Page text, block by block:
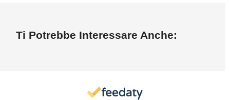
Ti Potrebbe Interessare Anche: